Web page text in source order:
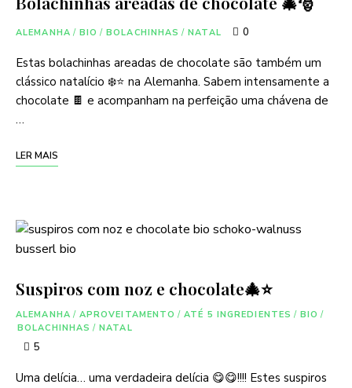
ALEMANHA / BIO / BOLACHINHAS / NATAL 0
Estas bolachinhas areadas de chocolate são também um
clássico natalício ❄️⭐ na Alemanha. Sabem intensamente a
chocolate 🍫 e acompanham na perfeição uma chávena de
…
LER MAIS
Suspiros com noz e chocolate🎄⭐️
ALEMANHA / APROVEITAMENTO / ATÉ 5 INGREDIENTES / BIO /
BOLACHINHAS / NATAL
5
Uma delícia… uma verdadeira delícia 😋😋!!!! Estes suspiros